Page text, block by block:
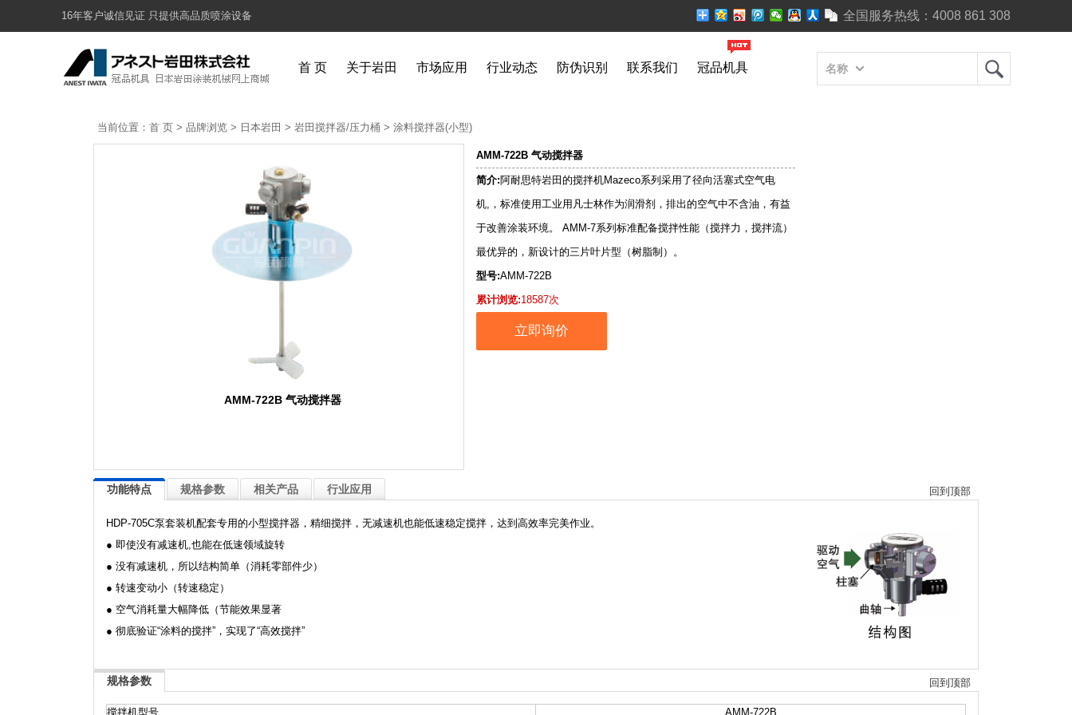
16年客户诚信见证 只提供高品质喷涂设备 全国服务热线： 4008 861 308
首 页 关于岩田 市场应用 行业动态 防伪识别 联系我们 冠品机具 名称
当前位置： 首 页 > 品牌浏览 > 日本岩田 > 岩田搅拌器/压力桶 > 涂料搅拌器(小型)
AMM-722B 气动搅拌器
AMM-722B 气动搅拌器
简介:阿耐思特岩田的搅拌机Mazeco系列采用了径向活塞式空气电
机,，标准使用工业用凡士林作为润滑剂，排出的空气中不含油，有益
于改善涂装环境。 AMM-7系列标准配备搅拌性能（搅拌力，搅拌流）
最优异的，新设计的三片叶片型（树脂制）。
型号:AMM-722B
累计浏览:18587次
立即询价
回到顶部
功能特点 规格参数 相关产品 行业应用
HDP-705C泵套装机配套专用的小型搅拌器，精细搅拌，无减速机也能低速稳定搅拌，达到高效率完美作业。
● 即使没有减速机,也能在低速领域旋转
● 没有减速机，所以结构简单（消耗零部件少）
● 转速变动小（转速稳定）
● 空气消耗量大幅降低（节能效果显著
● 彻底验证“涂料的搅拌”，实现了“高效搅拌”
回到顶部
规格参数
搅拌机型号 AMM-722B